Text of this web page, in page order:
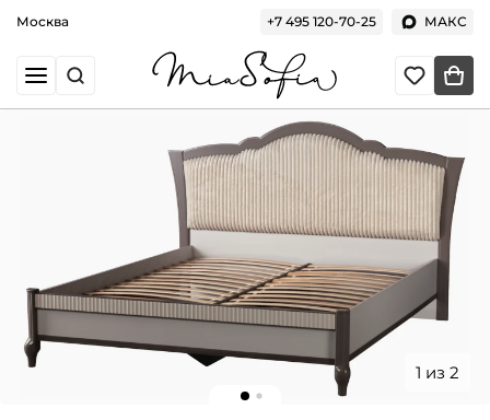
Москва +7 495 120-70-25 МАКС
1 из 2